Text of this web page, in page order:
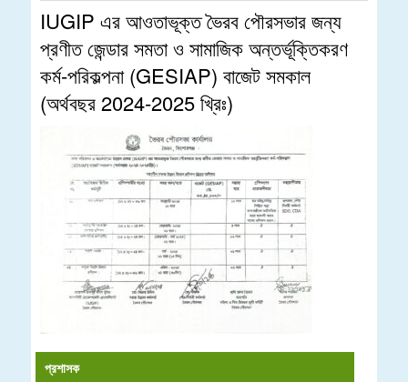
IUGIP এর আওতাভূক্ত ভৈরব পৌরসভার জন্য
প্রণীত জেন্ডার সমতা ও সামাজিক অন্তর্ভূক্তিকরণ
কর্ম-পরিকল্পনা (GESIAP) বাজেট সমকাল
(অর্থবছর 2024-2025 খ্রিঃ)
প্রশাসক